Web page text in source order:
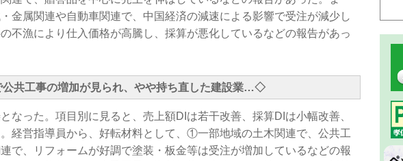
金属関連や自動車関連で、中国経済の減速による影響で受注が減少し
不漁により仕入価格が高騰し、採算が悪化しているなどの報告があっ
共工事の増加が見られ、やや持ち直した建設業…◇
なった。項目別に見ると、売上額DIは若干改善、採算DIは小幅改善、
経営指導員から、好転材料として、①一部地域の土木関連で、公共工
で、リフォームが好調で塗装・板金等は受注が増加しているなどの報